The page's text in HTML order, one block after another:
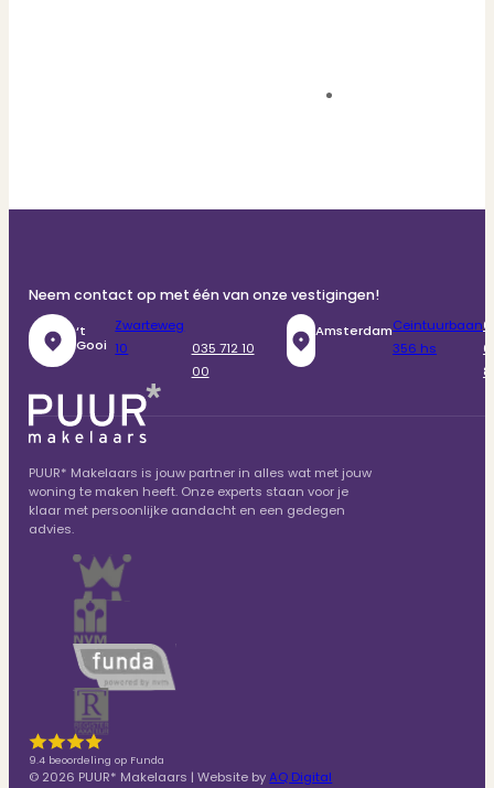
Neem contact op met één van onze vestigingen!
‘t
Gooi
Zwarteweg
10
035 712 10
00
AmsterdamCeintuurbaan
356 hs
PUUR* Makelaars is jouw partner in alles wat met jouw
woning te maken heeft. Onze experts staan voor je
klaar met persoonlijke aandacht en een gedegen
advies.
9.4 beoordeling op Funda
© 2026 PUUR* Makelaars | Website byAQ Digital